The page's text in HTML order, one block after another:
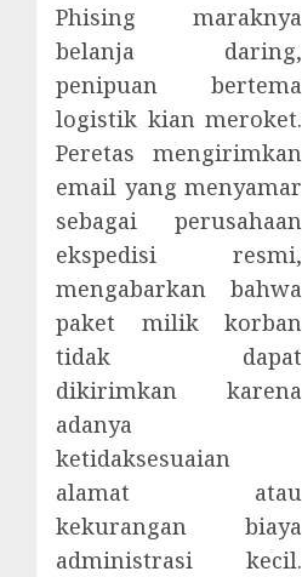
Phising maraknya
belanja daring,
penipuan bertema
logistik kian meroket.
Peretas mengirimkan
email yang menyamar
sebagai perusahaan
ekspedisi resmi,
mengabarkan bahwa
paket milik korban
tidak dapat
dikirimkan karena
adanya
ketidaksesuaian
alamat atau
kekurangan biaya
administrasi kecil.